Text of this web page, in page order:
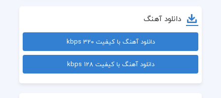
دانلود آهنگ
دانلود آهنگ با کیفیت 320 kbps
دانلود آهنگ با کیفیت 128 kbps